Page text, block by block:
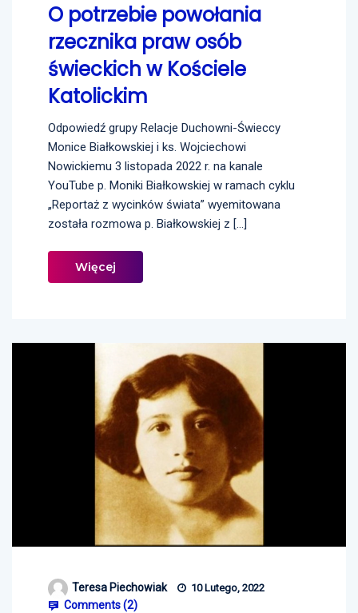
O potrzebie powołania
rzecznika praw osób
świeckich w Kościele
Katolickim
Odpowiedź grupy Relacje Duchowni-Świeccy
Monice Białkowskiej i ks. Wojciechowi
Nowickiemu 3 listopada 2022 r. na kanale
YouTube p. Moniki Białkowskiej w ramach cyklu
„Reportaż z wycinków świata” wyemitowana
została rozmowa p. Białkowskiej z […]
Więcej
Teresa Piechowiak 10 Lutego, 2022
Comments (2)